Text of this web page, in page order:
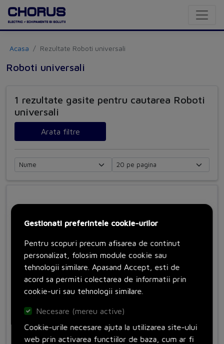
Acasa Rezultate Roboti universali
Roboti universali
1 rezultate gasite pentru cautarea Roboti
universali
Arata filtre
Gestionati preferintele cookie-urilor
Pentru scopuri precum afisarea de continut
personalizat, folosim module cookie sau
tehnologii similare. Apasand Accept, esti de
acord sa permiti colectarea de informatii prin
cookie-uri sau tehnologii similare.
Necesare (mereu active)
Cookie-urile necesare ajuta la utilizarea site-ului
web prin activarea functiilor de baza, cum ar fi